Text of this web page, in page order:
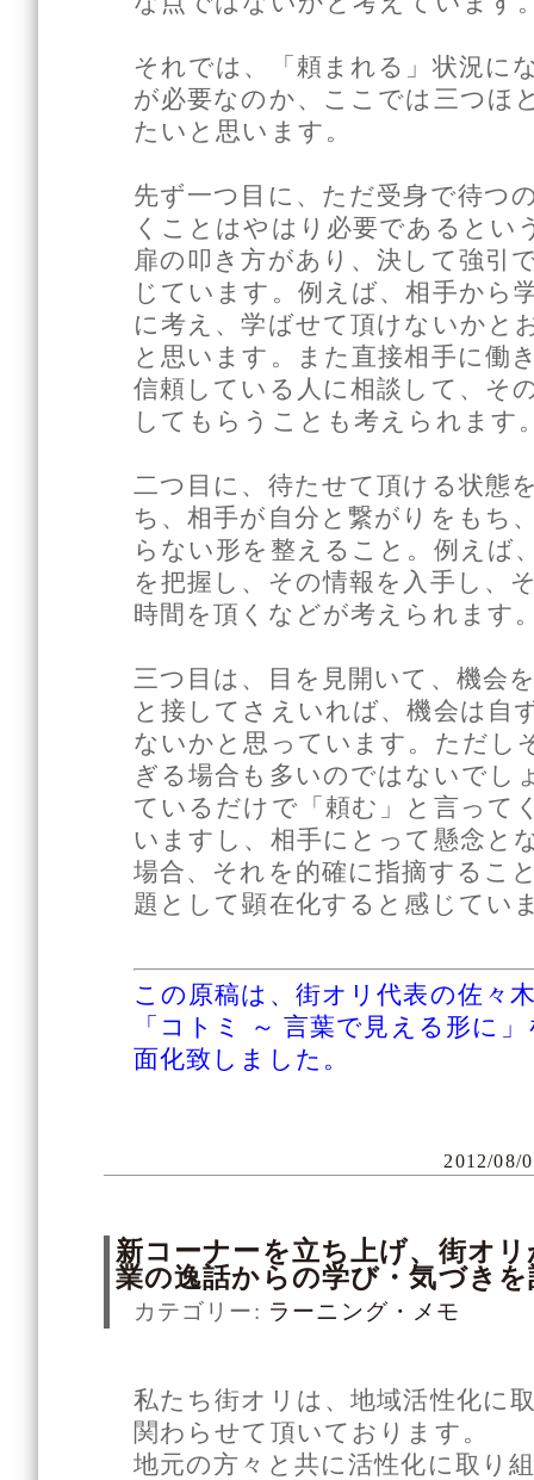
それでは、「頼まれる」状況に
が必要なのか、ここでは三つほ
たいと思います。
先ず一つ目に、ただ受身で待つ
くことはやはり必要であるとい
扉の叩き方があり、決して強引
じています。例えば、相手から
に考え、学ばせて頂けないかと
と思います。また直接相手に働
信頼している人に相談して、そ
してもらうことも考えられます
二つ目に、待たせて頂ける状態
ち、相手が自分と繋がりをもち
らない形を整えること。例えば
を把握し、その情報を入手し、
時間を頂くなどが考えられます
三つ目は、目を見開いて、機会
と接してさえいれば、機会は自
ないかと思っています。ただし
ぎる場合も多いのではないでし
ているだけで「頼む」と言って
いますし、相手にとって懸念と
場合、それを的確に指摘するこ
題として顕在化すると感じてい
この原稿は、街オリ代表の佐々
「コトミ ～ 言葉で見える形に
面化致しました。
2012/08/
新コーナーを立ち上げ、街オ
業の逸話からの学び・気づき
カテゴリー: ラーニング・メモ
私たち街オリは、地域活性化に
関わらせて頂いております。
地元の方々と共に活性化に取り